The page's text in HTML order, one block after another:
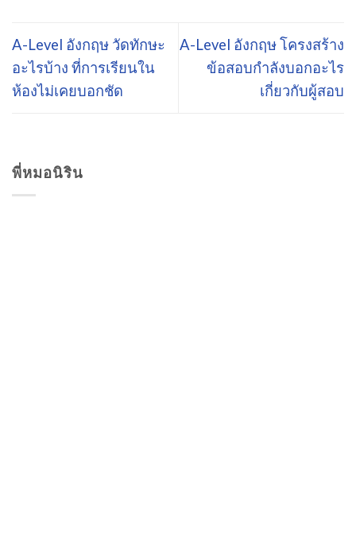
A-Level อังกฤษ วัดทักษะ
อะไรบ้าง ที่การเรียนใน
ห้องไม่เคยบอกชัด
A-Level อังกฤษ โครงสร้าง
ข้อสอบกำลังบอกอะไร
เกี่ยวกับผู้สอบ
พี่หมอนิริน